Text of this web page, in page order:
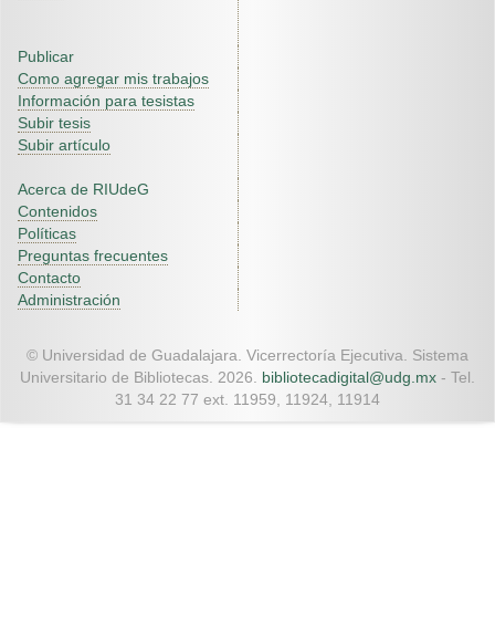
Publicar
Como agregar mis trabajos
Información para tesistas
Subir tesis
Subir artículo
Acerca de RIUdeG
Contenidos
Políticas
Preguntas frecuentes
Contacto
Administración
© Universidad de Guadalajara. Vicerrectoría Ejecutiva. Sistema
Universitario de Bibliotecas. 2026. bibliotecadigital@udg.mx - Tel.
31 34 22 77 ext. 11959, 11924, 11914